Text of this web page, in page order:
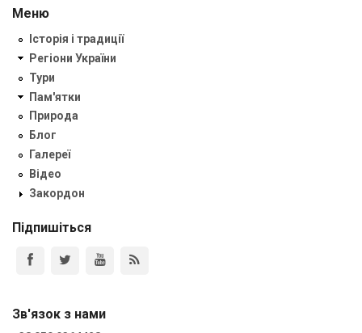
Меню
Історія і традиції
Регіони України
Тури
Пам'ятки
Природа
Блог
Галереї
Відео
Закордон
Підпишіться
Зв'язок з нами